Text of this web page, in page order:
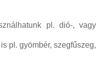
pl. dió-, vagy
pl. gyömbér, szegfűszeg,